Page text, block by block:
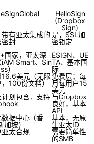
eSignGlobal
HelloSign
(Dropbox
Sign)
带有亚太集成的
密封
是，SSL加
密锁定
国家，亚太深
iAM Smart、Sin
）
ESIGN、UE
TA、基本国
际
16.6美元（无限
，100份文档）
免费层；每
月每用户15
美元
计划包含，支持与Dropbox
良好，基本
API
数据中心（香
加坡）
基本，无原
生亚太ID
亚太合规
需要简单性
的SMB